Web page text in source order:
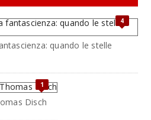
4
quando le stelle
1
Disch